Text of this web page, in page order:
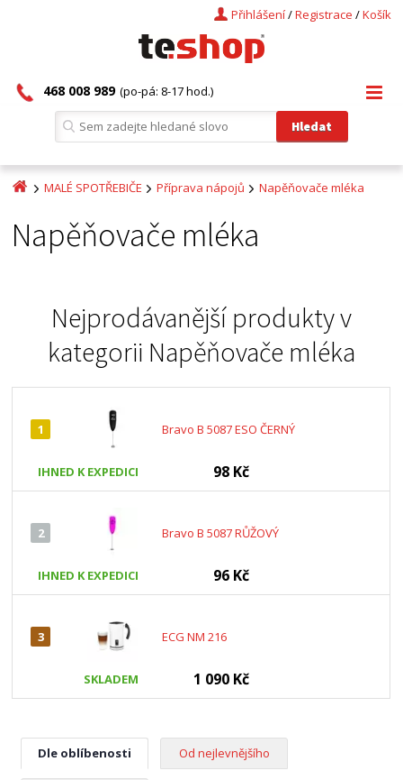
Košík
/
Registrace
/
Přihlášení
468 008 989 (po-pá: 8-17 hod.)
MALÉ SPOTŘEBIČE Příprava nápojů Napěňovače mléka
Napěňovače mléka
Nejprodávanější produkty v
kategorii Napěňovače mléka
1 Bravo B 5087 ESO ČERNÝ
IHNED K EXPEDICI 98 Kč
2 Bravo B 5087 RŮŽOVÝ
IHNED K EXPEDICI 96 Kč
3 ECG NM 216
SKLADEM 1 090 Kč
Dle oblíbenosti Od nejlevnějšího